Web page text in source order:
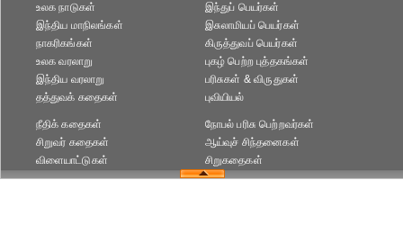
உலக நாடுகள்
இந்திய மாநிலங்கள்
நாகரிகங்கள்
இந்துப் பெயர்கள்
இசுலாமியப் பெயர்கள்
கிருத்துவப் பெயர்கள்
உலக வரலாறு
இந்திய வரலாறு
தத்துவக் கதைகள்
புகழ் பெற்ற புத்தகங்கள்
பரிசுகள் & விருதுகள்
புவியியல்
நீதிக் கதைகள்
சிறுவர் கதைகள்
விளையாட்டுகள்
நோபல் பரிசு‎ பெற்றவர்‎கள்
ஆய்வுச் சிந்தனைகள்
சிறுகதைகள்